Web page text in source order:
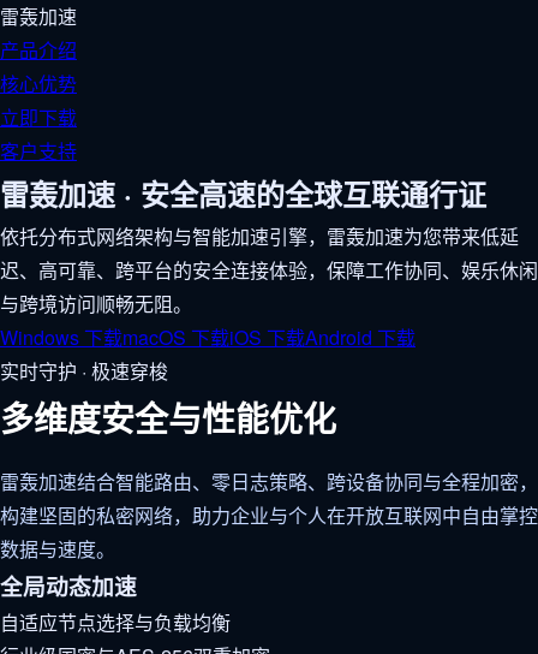
雷轰加速
产品介绍
核心优势
立即下载
客户支持
雷轰加速 · 安全高速的全球互联通行证
依托分布式网络架构与智能加速引擎，雷轰加速为您带来低延
迟、高可靠、跨平台的安全连接体验，保障工作协同、娱乐休闲
与跨境访问顺畅无阻。
Windows 下载macOS 下载iOS 下载Android 下载
实时守护 · 极速穿梭
多维度安全与性能优化
雷轰加速结合智能路由、零日志策略、跨设备协同与全程加密，
构建坚固的私密网络，助力企业与个人在开放互联网中自由掌控
数据与速度。
全局动态加速
自适应节点选择与负载均衡